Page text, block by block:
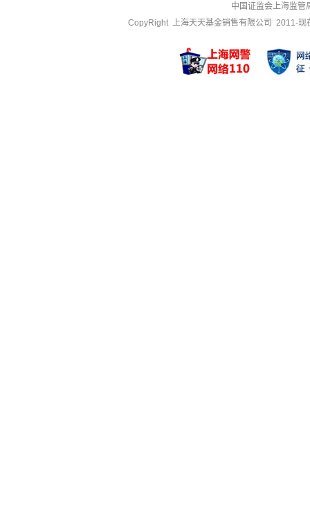
中国证监会上海监管
CopyRight 上海天天基金销售有限公司 2011-